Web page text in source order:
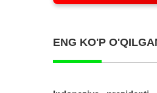
ENG KO'P